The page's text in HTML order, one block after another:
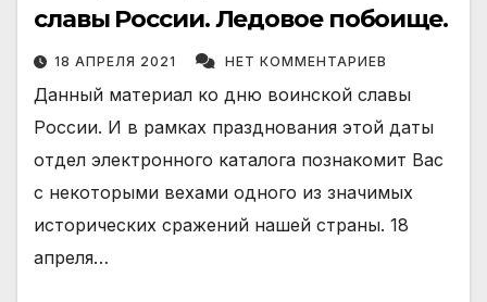
славы России. Ледовое побоище.
18 АПРЕЛЯ 2021 НЕТ КОММЕНТАРИЕВ
Данный материал ко дню воинской славы
России. И в рамках празднования этой даты
отдел электронного каталога познакомит Вас
с некоторыми вехами одного из значимых
исторических сражений нашей страны. 18
апреля…